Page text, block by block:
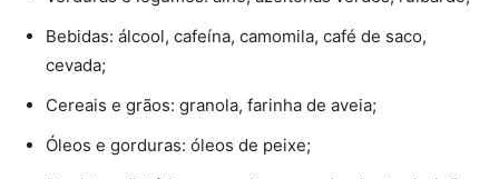
Bebidas: álcool, cafeína, camomila, café de saco,
cevada;
Cereais e grãos: granola, farinha de aveia;
Óleos e gorduras: óleos de peixe;